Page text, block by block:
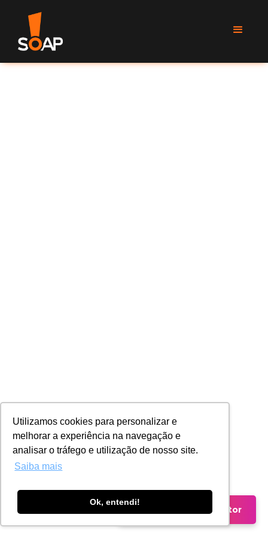
Utilizamos cookies para personalizar e
melhorar a experiência na navegação e
analisar o tráfego e utilização de nosso site.
Saiba mais
Ok, entendi!
Falar com um Consultor